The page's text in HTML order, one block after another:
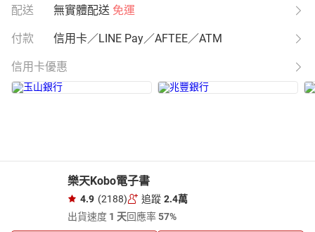
配送 無實體配送 免運
付款 信用卡／LINE Pay／AFTEE／ATM
信用卡優惠
樂天Kobo電子書
4.9 (2188) 追蹤 2.4萬
出貨速度 1 天回應率57%